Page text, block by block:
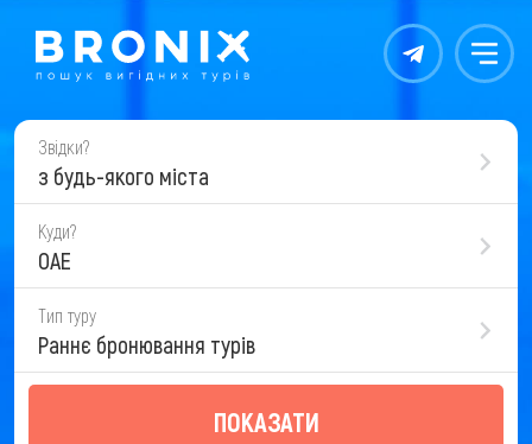
Контакты Меню
Звідки?
з будь-якого міста
Куди?
ОАЕ
Тип туру
Раннє бронювання турів
ПОКАЗАТИ